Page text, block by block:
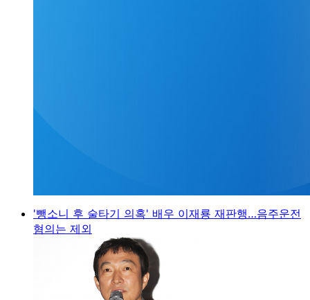
'뺑소니 후 술타기 의혹' 배우 이재룡 재판행…음주운전
혐의는 제외